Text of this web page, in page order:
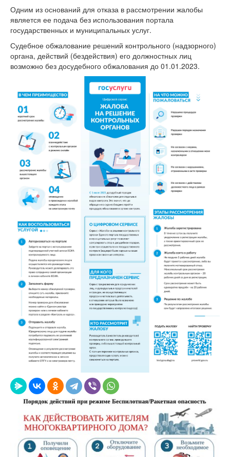
Одним из оснований для отказа в рассмотрении жалобы
является ее подача без использования портала
государственных и муниципальных услуг.
Судебное обжалование решений контрольного (надзорного)
органа, действий (бездействия) его должностных лиц
возможно без досудебного обжалования до 01.01.2023.